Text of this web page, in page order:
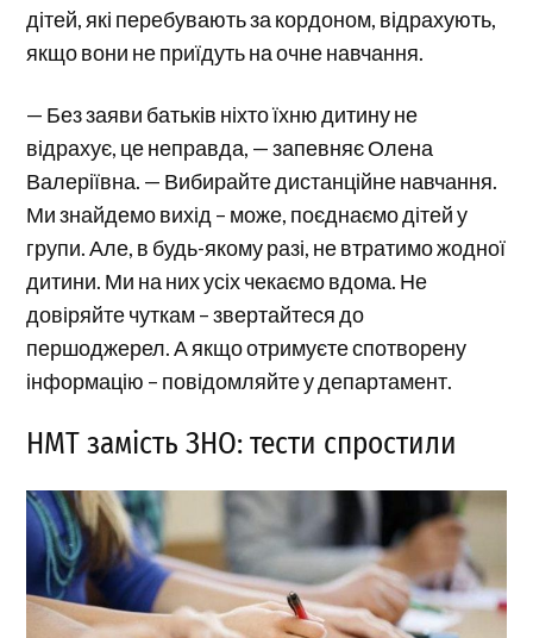
дітей, які перебувають за кордоном, відрахують,
якщо вони не приїдуть на очне навчання.
— Без заяви батьків ніхто їхню дитину не
відрахує, це неправда, — запевняє Олена
Валеріївна. — Вибирайте дистанційне навчання.
Ми знайдемо вихід – може, поєднаємо дітей у
групи. Але, в будь-якому разі, не втратимо жодної
дитини. Ми на них усіх чекаємо вдома. Не
довіряйте чуткам – звертайтеся до
першоджерел. А якщо отримуєте спотворену
інформацію – повідомляйте у департамент.
НМТ замість ЗНО: тести спростили